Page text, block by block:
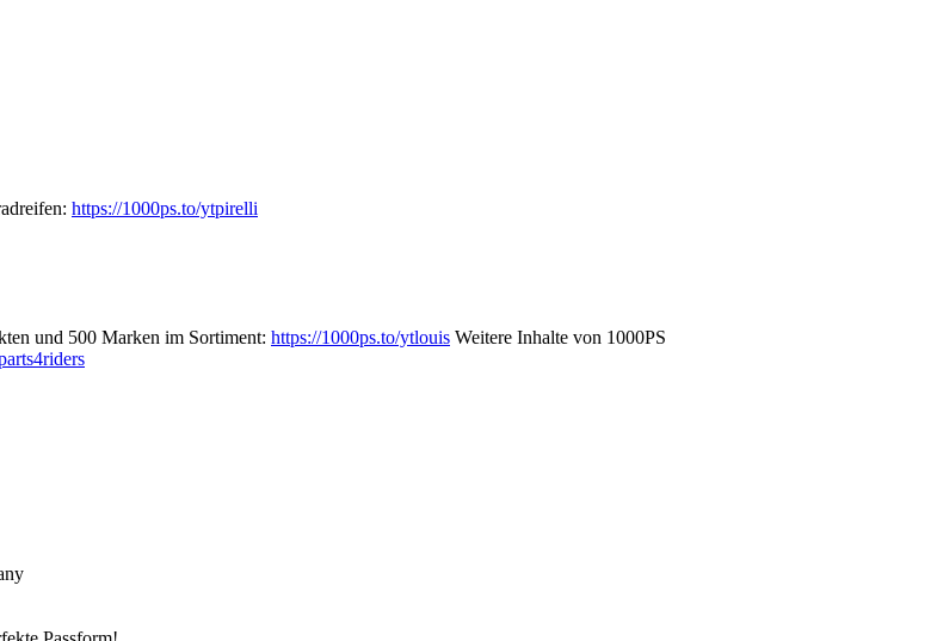
https://1000ps.to/ytpirelli
und 500 Marken im Sortiment: https://1000ps.to/ytlouis Weitere Inhalte von 1000PS